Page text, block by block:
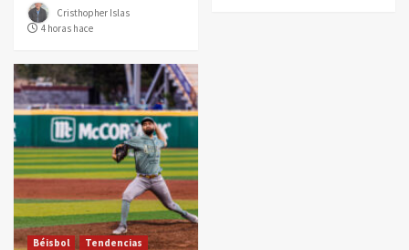
Cristhopher Islas
4 horas hace
Béisbol Tendencias